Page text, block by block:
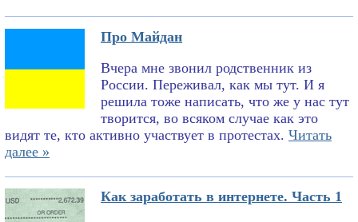
Про Майдан
Вчера мне звонил родственник из
России. Переживал, как мы тут. И я
решила тоже написать, что же у нас тут
творится, во всяком случае как это
видят те, кто активно участвует в протестах. Читать
далее »
Как заработать в интернете. Часть 1